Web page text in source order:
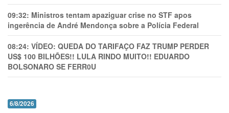
09:32: Ministros tentam apaziguar crise no STF apos
ingerência de André Mendonça sobre a Polícia Federal
08:24: VÍDEO: QUEDA DO TARIFAÇO FAZ TRUMP PERDER
US$ 100 BILHÕES!! LULA RINDO MUITO!! EDUARDO
BOLSONARO SE FERR0U
6/8/2026